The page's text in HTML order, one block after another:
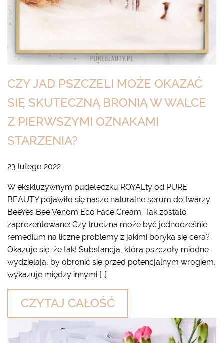
CZY JAD PSZCZELI MOŻE OKAZAĆ
SIĘ SKUTECZNĄ BRONIĄ W WALCE
Z PIERWSZYMI OZNAKAMI
STARZENIA?
23 lutego 2022
W ekskluzywnym pudełeczku ROYALty od PURE
BEAUTY pojawiło się nasze naturalne serum do twarzy
BeeYes Bee Venom Eco Face Cream. Tak zostało
zaprezentowane: Czy trucizna może być jednocześnie
remedium na liczne problemy z jakimi boryka się cera?
Okazuje się, że tak! Substancja, którą pszczoły miodne
wydzielają, by obronić się przed potencjalnym wrogiem,
wykazuje między innymi […]
CZYTAJ CAŁOŚĆ